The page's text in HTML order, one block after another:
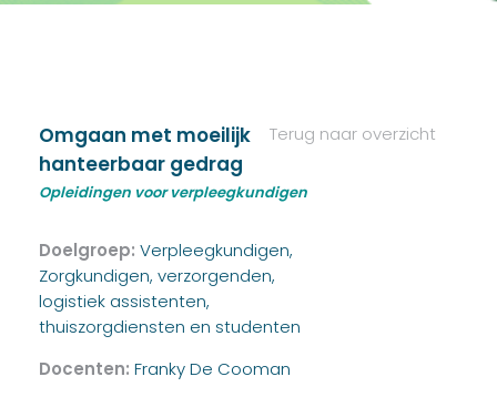
Terug naar overzicht
Omgaan met moeilijk
hanteerbaar gedrag
Opleidingen voor verpleegkundigen
Doelgroep: Verpleegkundigen,
Zorgkundigen, verzorgenden,
logistiek assistenten,
thuiszorgdiensten en studenten
Docenten: Franky De Cooman